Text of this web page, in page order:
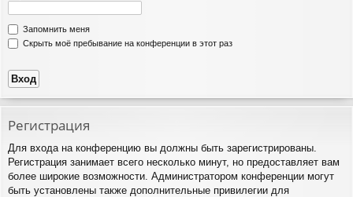
Запомнить меня
Скрыть моё пребывание на конференции в этот раз
Регистрация
Для входа на конференцию вы должны быть зарегистрированы.
Регистрация занимает всего несколько минут, но предоставляет вам
более широкие возможности. Администратором конференции могут
быть установлены также дополнительные привилегии для